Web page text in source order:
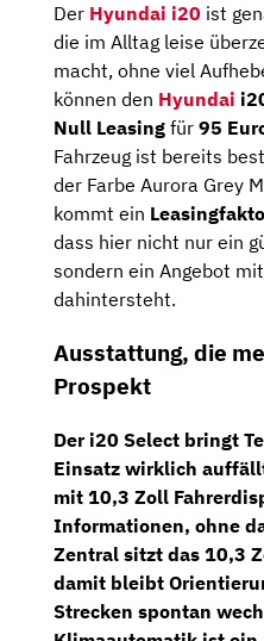
Der Hyundai i20 ist
die im Alltag leise
macht, ohne viel
können den Hyundai
Null Leasing für 95
Fahrzeug ist bereits
der Farbe Aurora Grey
kommt ein
dass hier nicht nur ein
sondern ein Angebot
dahintersteht.
Ausstattung, die
Prospekt
Der i20 Select bringt
Einsatz wirklich
mit 10,3 Zoll
Informationen, ohne
Zentral sitzt das 10,3
damit bleibt
Strecken spontan